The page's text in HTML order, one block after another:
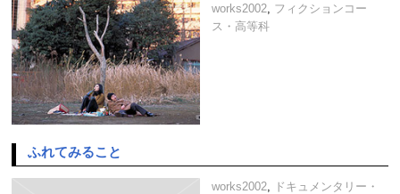
works2002, フィクションコー
ス・高等科
ふれてみること
works2002,
ドキュメンタリー・